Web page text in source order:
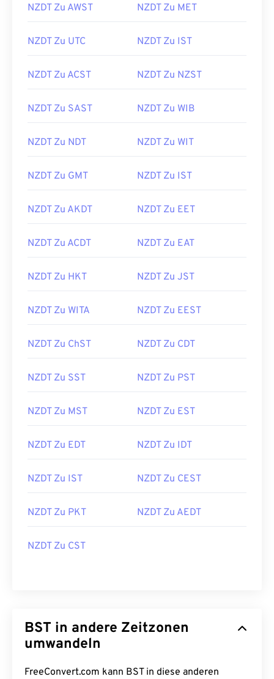
NZDT Zu AWST NZDT Zu MET
NZDT Zu UTC NZDT Zu IST
NZDT Zu ACST NZDT Zu NZST
NZDT Zu SAST NZDT Zu WIB
NZDT Zu NDT NZDT Zu WIT
NZDT Zu GMT NZDT Zu IST
NZDT Zu AKDT NZDT Zu EET
NZDT Zu ACDT NZDT Zu EAT
NZDT Zu HKT NZDT Zu JST
NZDT Zu WITA NZDT Zu EEST
NZDT Zu ChST NZDT Zu CDT
NZDT Zu SST NZDT Zu PST
NZDT Zu MST NZDT Zu EST
NZDT Zu EDT NZDT Zu IDT
NZDT Zu IST NZDT Zu CEST
NZDT Zu PKT NZDT Zu AEDT
NZDT Zu CST
BST in andere Zeitzonen
umwandeln
FreeConvert.com kann BST in diese anderen